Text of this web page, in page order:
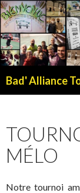
Bad' Alliance
MÉLO
Notre tournoi